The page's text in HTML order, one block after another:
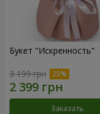
Букет "Искренность"
3 199 грн
Заказать